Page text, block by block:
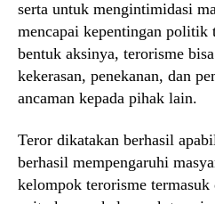
serta untuk mengintimidasi
mencapai kepentingan politik
bentuk aksinya, terorisme
kekerasan, penekanan, dan
ancaman kepada pihak lain.
Teror dikatakan berhasil
berhasil mempengaruhi
kelompok terorisme